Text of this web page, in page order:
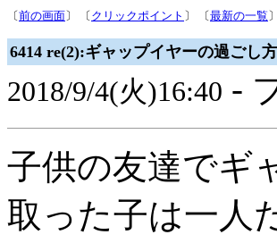
〔前の画面〕 〔 クリックポイント 〕 〔最新の一覧
6414 re(2):ギャップイヤーの過ごし方
2018/9/4(火)16:40 -
子供の友達でギ
取った子は一人